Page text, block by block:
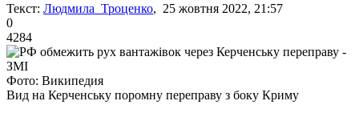
Текст: Людмила Троценко, 25 жовтня 2022, 21:57
0
4284
Фото: Википедия
Вид на Керченську поромну переправу з боку Криму